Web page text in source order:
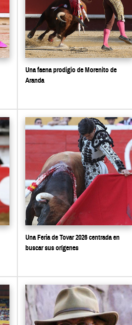
Una faena prodigio de Morenito de
Aranda
Una Feria de Tovar 2026 centrada en
buscar sus orígenes